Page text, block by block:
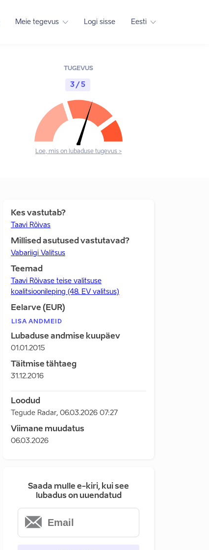
Meie tegevus Logi sisse Eesti
TUGEVUS
3 / 5
Loe, mis on lubaduse tugevus >
Kes vastutab?
Taavi Rõivas
Millised asutused vastutavad?
Vabariigi Valitsus
Teemad
Taavi Rõivase teise valitsuse
koalitsioonileping (48. EV valitsus)
Eelarve (EUR)
LISA ANDMEID
Lubaduse andmise kuupäev
01.01.2015
Täitmise tähtaeg
31.12.2016
Loodud
Tegude Radar, 06.03.2026 07:27
Viimane muudatus
06.03.2026
Saada mulle e-kiri, kui see
lubadus on uuendatud